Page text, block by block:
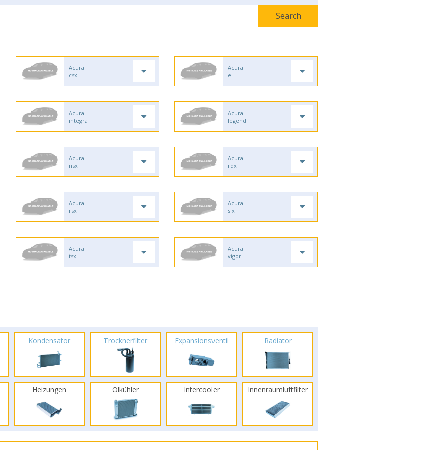
Acura
csx
Acura
el
Acura
integra
Acura
legend
Acura
nsx
Acura
rdx
Acura
rsx
Acura
slx
Acura
tsx
Acura
vigor
Kondensator Trocknerfilter Expansionsventil Radiator
Heizungen Ölkühler Intercooler Innenraumluftfilter